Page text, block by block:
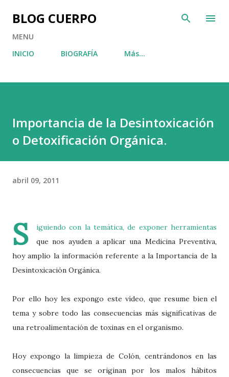
Ir al contenido principal
BLOG CUERPO
MENU
INICIO
BIOGRAFÍA Más…
Importancia de la Desintoxicación
o Detoxificación Orgánica.
abril 09, 2011
S
iguiendo con la temática, de exponer herramientas
que nos ayuden a aplicar una Medicina Preventiva,
hoy amplio la información referente a la Importancia de la
Desintoxicación Orgánica.
Por ello hoy les expongo este vídeo, que resume bien el
tema y sobre todo las consecuencias más significativas de
una retroalimentación de toxinas en el organismo.
Hoy expongo la limpieza de Colón, centrándonos en las
consecuencias que se originan por los malos hábitos